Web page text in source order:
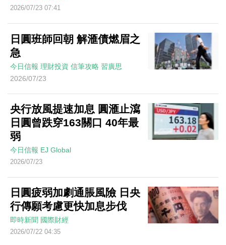
2026/07/23 07:41
日圓班師回朝 解滙債燃眉之
急
今日信報 理財投資 信筆攻略 習廣思
2026/07/23
央行放風提速加息 圓滙止瀉
日圓曾跌穿163關口 40年最
弱
今日信報 EJ Global
2026/07/23
日圓疲弱加劇通脹風險 日央
行傳願考慮更快加息步伐
即時新聞 國際財經
2026/07/22 04:35